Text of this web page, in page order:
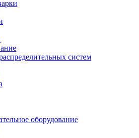
систем
оборудование